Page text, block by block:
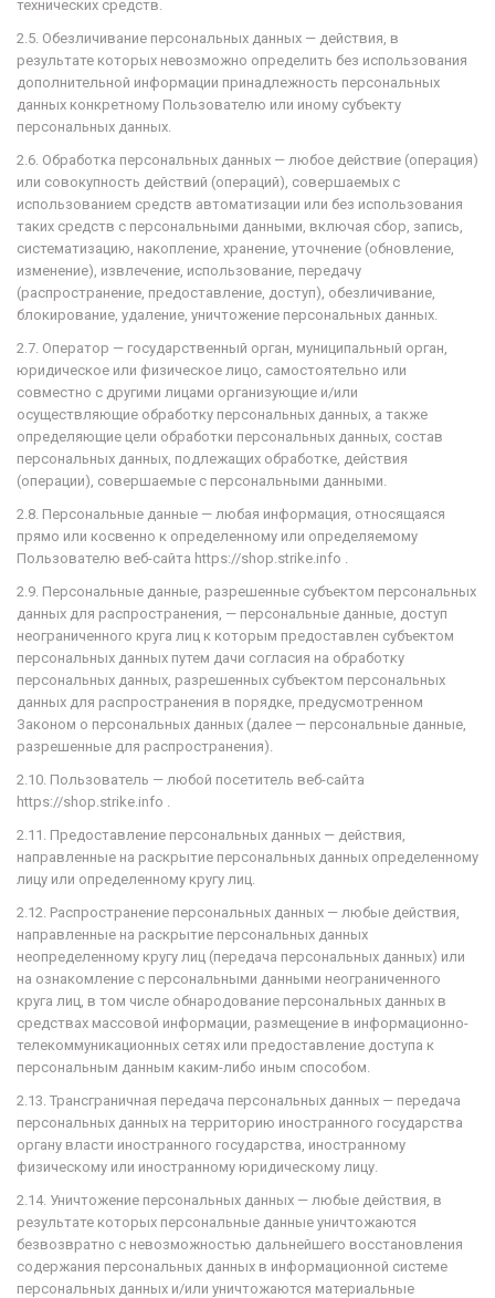
технических средств.
2.5. Обезличивание персональных данных — действия, в
результате которых невозможно определить без использования
дополнительной информации принадлежность персональных
данных конкретному Пользователю или иному субъекту
персональных данных.
2.6. Обработка персональных данных — любое действие (операция)
или совокупность действий (операций), совершаемых с
использованием средств автоматизации или без использования
таких средств с персональными данными, включая сбор, запись,
систематизацию, накопление, хранение, уточнение (обновление,
изменение), извлечение, использование, передачу
(распространение, предоставление, доступ), обезличивание,
блокирование, удаление, уничтожение персональных данных.
2.7. Оператор — государственный орган, муниципальный орган,
юридическое или физическое лицо, самостоятельно или
совместно с другими лицами организующие и/или
осуществляющие обработку персональных данных, а также
определяющие цели обработки персональных данных, состав
персональных данных, подлежащих обработке, действия
(операции), совершаемые с персональными данными.
2.8. Персональные данные — любая информация, относящаяся
прямо или косвенно к определенному или определяемому
Пользователю веб-сайта https://shop.strike.info .
2.9. Персональные данные, разрешенные субъектом персональных
данных для распространения, — персональные данные, доступ
неограниченного круга лиц к которым предоставлен субъектом
персональных данных путем дачи согласия на обработку
персональных данных, разрешенных субъектом персональных
данных для распространения в порядке, предусмотренном
Законом о персональных данных (далее — персональные данные,
разрешенные для распространения).
2.10. Пользователь — любой посетитель веб-сайта
https://shop.strike.info .
2.11. Предоставление персональных данных — действия,
направленные на раскрытие персональных данных определенному
лицу или определенному кругу лиц.
2.12. Распространение персональных данных — любые действия,
направленные на раскрытие персональных данных
неопределенному кругу лиц (передача персональных данных) или
на ознакомление с персональными данными неограниченного
круга лиц, в том числе обнародование персональных данных в
средствах массовой информации, размещение в информационно-
телекоммуникационных сетях или предоставление доступа к
персональным данным каким-либо иным способом.
2.13. Трансграничная передача персональных данных — передача
персональных данных на территорию иностранного государства
органу власти иностранного государства, иностранному
физическому или иностранному юридическому лицу.
2.14. Уничтожение персональных данных — любые действия, в
результате которых персональные данные уничтожаются
безвозвратно с невозможностью дальнейшего восстановления
содержания персональных данных в информационной системе
персональных данных и/или уничтожаются материальные